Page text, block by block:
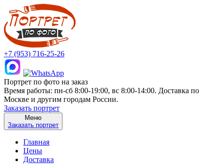
+7 (953) 716-25-26
Портрет по фото на заказ
Время работы: пн-сб 8:00-19:00, вс 8:00-14:00. Доставка по
Москве и другим городам России.
Заказать портрет
Меню
Заказать портрет
Главная
Цены
Доставка